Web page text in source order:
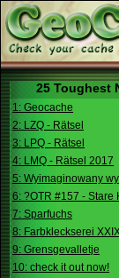
25 Toughest
1: Geocache
2: LZQ - Rätsel
3: LPQ - Rätsel
4: LMQ - Rätsel 2017
5: Wyimaginowany
6: ?OTR #157 - Stare
7: Sparfuchs
8: Farbkleckserei
9: Grensgevalletje
10: check it out now!